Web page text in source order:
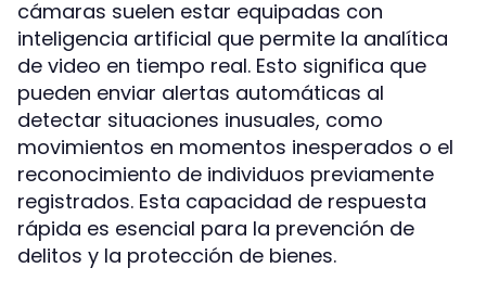
cámaras suelen estar equipadas con
inteligencia artificial que permite la analítica
de video en tiempo real. Esto significa que
pueden enviar alertas automáticas al
detectar situaciones inusuales, como
movimientos en momentos inesperados o el
reconocimiento de individuos previamente
registrados. Esta capacidad de respuesta
rápida es esencial para la prevención de
delitos y la protección de bienes.